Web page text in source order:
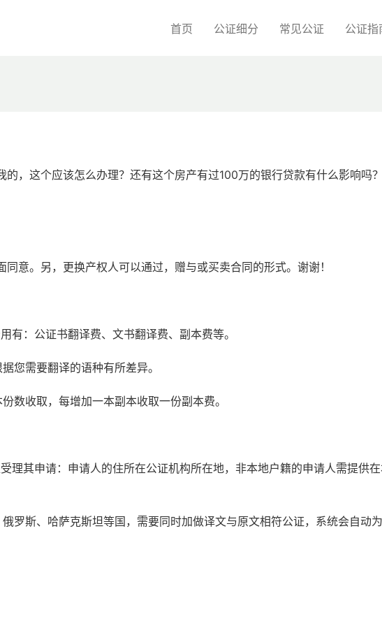
首页 公证细分 常见公证 公证指
的，这个应该怎么办理？还有这个房产有过100万的银行贷款有什么影响吗
意。另，更换产权人可以通过，赠与或买卖合同的形式。谢谢！
有：公证书翻译费、文书翻译费、副本费等。
您需要翻译的语种有所差异。
数收取，每增加一本副本收取一份副本费。
理其申请：申请人的住所在公证机构所在地，非本地户籍的申请人需提供
罗斯、哈萨克斯坦等国，需要同时加做译文与原文相符公证，系统会自动